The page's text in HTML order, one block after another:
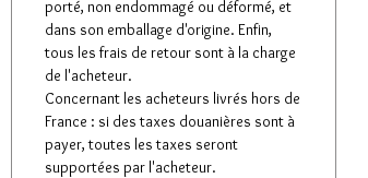
porté, non endommagé ou déformé, et
dans son emballage d'origine. Enfin,
tous les frais de retour sont à la charge
de l'acheteur.
Concernant les acheteurs livrés hors de
France : si des taxes douanières sont à
payer, toutes les taxes seront
supportées par l'acheteur.